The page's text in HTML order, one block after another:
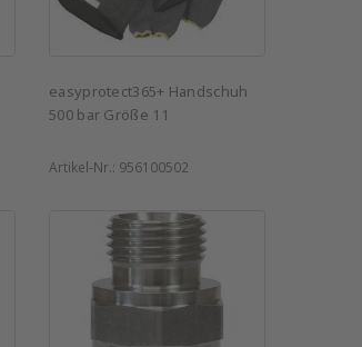
easyprotect365+ Handschuh
500 bar Größe 11
Artikel-Nr.: 956100502